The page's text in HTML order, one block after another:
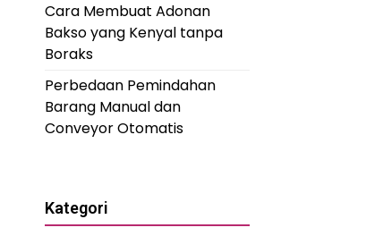
Cara Membuat Adonan
Bakso yang Kenyal tanpa
Boraks
Perbedaan Pemindahan
Barang Manual dan
Conveyor Otomatis
Kategori